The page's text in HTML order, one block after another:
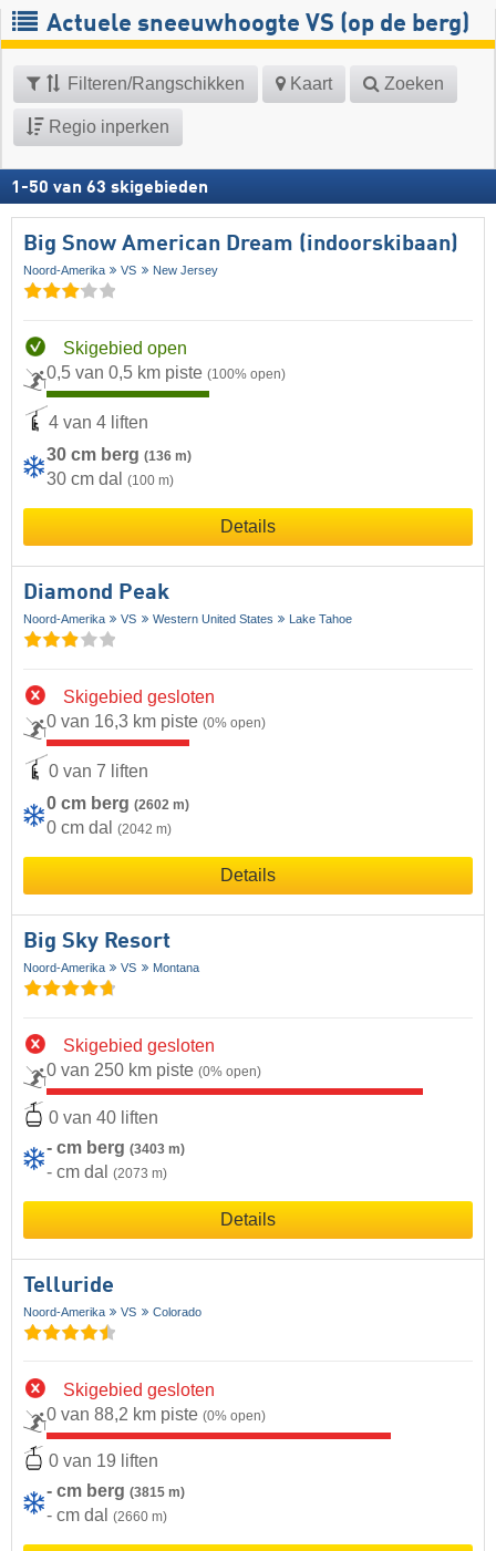
Actuele sneeuwhoogte VS (op de berg)
Filteren/Rangschikken Kaart Zoeken
Regio inperken
1 -50 van 63 skigebieden
Big Snow American Dream (indoorskibaan)
Noord-Amerika VS New Jersey
Skigebied open
0,5 van 0,5 km piste (100% open)
4 van 4 liften
30 cm berg (136 m)
30 cm dal (100 m)
Details
Diamond Peak
Noord-Amerika VS Western United States Lake Tahoe
Skigebied gesloten
0 van 16,3 km piste (0% open)
0 van 7 liften
0 cm berg (2602 m)
0 cm dal (2042 m)
Details
Big Sky Resort
Noord-Amerika VS Montana
Skigebied gesloten
0 van 250 km piste (0% open)
0 van 40 liften
- cm berg (3403 m)
- cm dal (2073 m)
Details
Telluride
Noord-Amerika VS Colorado
Skigebied gesloten
0 van 88,2 km piste (0% open)
0 van 19 liften
- cm berg (3815 m)
- cm dal (2660 m)